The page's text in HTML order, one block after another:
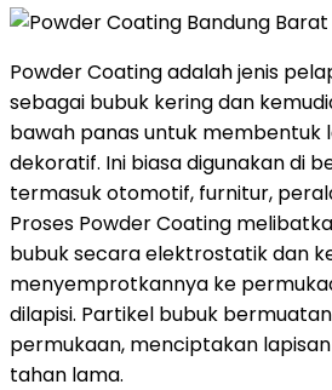
Powder Coating adalah jenis
sebagai bubuk kering dan
bawah panas untuk membentuk
dekoratif. Ini biasa digunakan di
termasuk otomotif, furnitur,
Proses Powder Coating
bubuk secara elektrostatik dan
menyemprotkannya ke
dilapisi. Partikel bubuk
permukaan, menciptakan
tahan lama.